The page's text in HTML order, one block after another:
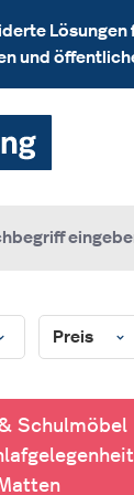
Lösungen
und
Preis
Schulmöbel